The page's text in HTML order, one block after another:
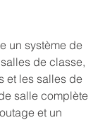
un système de
de classe,
et les salles de
salle complète
et un